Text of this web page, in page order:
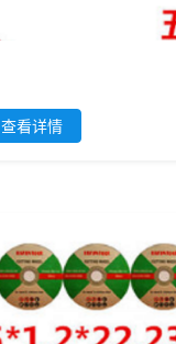
查看详情